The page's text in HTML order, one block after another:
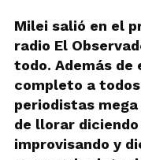
Milei salió en el
radio El
todo. Además de
completo a
periodistas
de llorar
improvisando y